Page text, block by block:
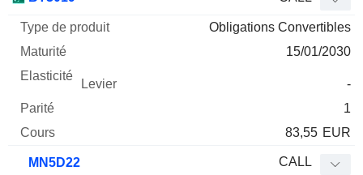
Obligations Convertibles
15/01/2030
-
1
83,55 EUR
MN5D22 CALL